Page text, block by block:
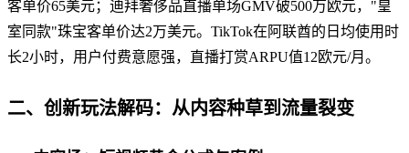
客单价65美元；迪拜奢侈品直播单场GMV破500万欧元，"皇
室同款"珠宝客单价达2万美元。TikTok在阿联酋的日均使用时
长2小时，用户付费意愿强，直播打赏ARPU值12欧元/月。
二、创新玩法解码：从内容种草到流量裂变